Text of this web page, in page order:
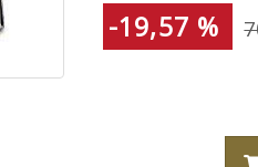
-19,57 %